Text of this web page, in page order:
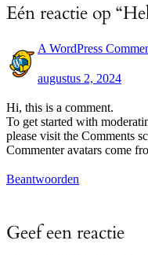
Eén reactie op
A WordPress
augustus 2, 2024
Hi, this is a comment.
To get started with
please visit the Comments
Commenter avatars come
Beantwoorden
Geef een reactie